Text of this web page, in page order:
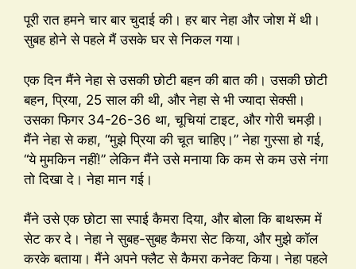
पूरी रात हमने चार बार चुदाई की। हर बार नेहा और जोश में थी।
सुबह होने से पहले मैं उसके घर से निकल गया।
एक दिन मैंने नेहा से उसकी छोटी बहन की बात की। उसकी छोटी
बहन, प्रिया, 25 साल की थी, और नेहा से भी ज्यादा सेक्सी।
उसका फिगर 34-26-36 था, चूचियां टाइट, और गोरी चमड़ी।
मैंने नेहा से कहा, “मुझे प्रिया की चूत चाहिए।” नेहा गुस्सा हो गई,
“ये मुमकिन नहीं!” लेकिन मैंने उसे मनाया कि कम से कम उसे नंगा
तो दिखा दे। नेहा मान गई।
मैंने उसे एक छोटा सा स्पाई कैमरा दिया, और बोला कि बाथरूम में
सेट कर दे। नेहा ने सुबह-सुबह कैमरा सेट किया, और मुझे कॉल
करके बताया। मैंने अपने फ्लैट से कैमरा कनेक्ट किया। नेहा पहले